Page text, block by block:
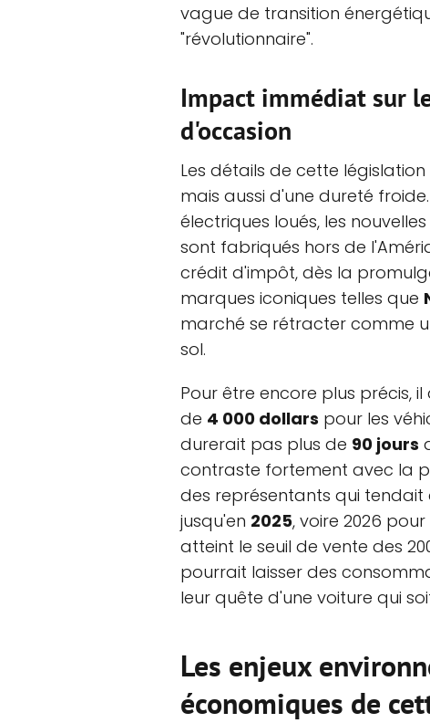
vague de transition
"révolutionnaire".
Impact immédiat sur
d'occasion
Les détails de cette
mais aussi d'une dureté
électriques loués, les
sont fabriqués hors de
crédit d'impôt, dès la
marques iconiques telles que
marché se rétracter comme
sol.
Pour être encore plus précis,
de 4 000 dollars pour les
durerait pas plus de 90 jours
contraste fortement avec la
des représentants qui tendait
jusqu'en 2025, voire 2026
atteint le seuil de vente des
pourrait laisser des
leur quête d'une voiture qui
Les enjeux
économiques de